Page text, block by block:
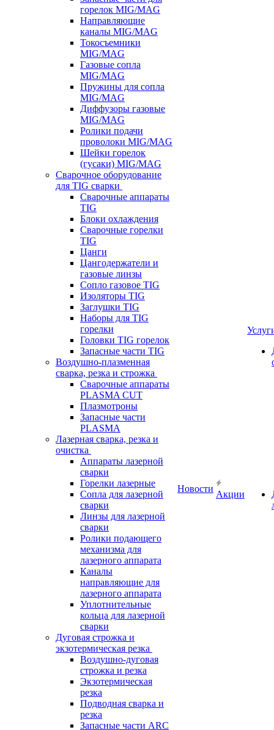
горелок MIG/MAG
Направляющие
каналы MIG/MAG
Токосъемники
MIG/MAG
Газовые сопла
MIG/MAG
Пружины для сопла
MIG/MAG
Диффузоры газовые
MIG/MAG
Ролики подачи
проволоки MIG/MAG
Шейки горелок
(гусаки) MIG/MAG
Сварочное оборудование
для TIG сварки
Сварочные аппараты
TIG
Блоки охлаждения
Сварочные горелки
TIG
Цанги
Цангодержатели и
газовые линзы
Сопло газовое TIG
Изоляторы TIG
Заглушки TIG
Наборы для TIG
горелки
Головки TIG горелок
Запасные части TIG
Воздушно-плазменная
сварка, резка и строжка
Сварочные аппараты
PLASMA CUT
Плазмотроны
Запасные части
PLASMA
Лазерная сварка, резка и
очистка
Аппараты лазерной
сварки
Горелки лазерные
Сопла для лазерной
сварки
Линзы для лазерной
сварки
Ролики подающего
механизма для
лазерного аппарата
Каналы
направляющие для
лазерного аппарата
Уплотнительные
кольца для лазерной
сварки
Дуговая строжка и
экзотермическая резка
Воздушно-дуговая
строжка и резка
Экзотермическая
резка
Подводная сварка и
резка
Запасные части ARC
Новости
Акции